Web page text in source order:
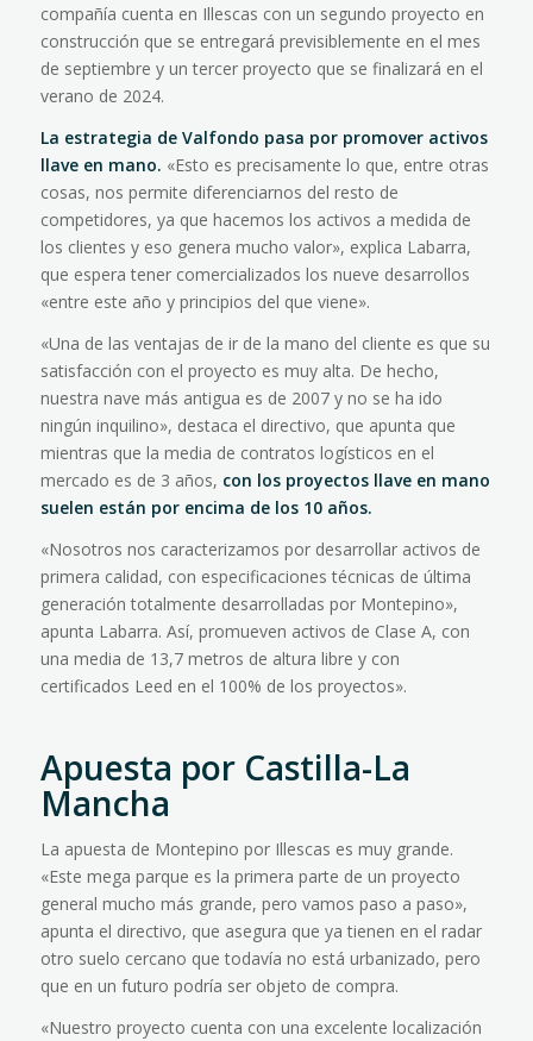
compañía cuenta en Illescas con un segundo proyecto en
construcción que se entregará previsiblemente en el mes
de septiembre y un tercer proyecto que se finalizará en el
verano de 2024.
La estrategia de Valfondo pasa por promover activos
llave en mano. «Esto es precisamente lo que, entre otras
cosas, nos permite diferenciarnos del resto de
competidores, ya que hacemos los activos a medida de
los clientes y eso genera mucho valor», explica Labarra,
que espera tener comercializados los nueve desarrollos
«entre este año y principios del que viene».
«Una de las ventajas de ir de la mano del cliente es que su
satisfacción con el proyecto es muy alta. De hecho,
nuestra nave más antigua es de 2007 y no se ha ido
ningún inquilino», destaca el directivo, que apunta que
mientras que la media de contratos logísticos en el
mercado es de 3 años, con los proyectos llave en mano
suelen están por encima de los 10 años.
«Nosotros nos caracterizamos por desarrollar activos de
primera calidad, con especificaciones técnicas de última
generación totalmente desarrolladas por Montepino»,
apunta Labarra. Así, promueven activos de Clase A, con
una media de 13,7 metros de altura libre y con
certificados Leed en el 100% de los proyectos».
Apuesta por Castilla-La
Mancha
La apuesta de Montepino por Illescas es muy grande.
«Este mega parque es la primera parte de un proyecto
general mucho más grande, pero vamos paso a paso»,
apunta el directivo, que asegura que ya tienen en el radar
otro suelo cercano que todavía no está urbanizado, pero
que en un futuro podría ser objeto de compra.
«Nuestro proyecto cuenta con una excelente localización